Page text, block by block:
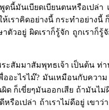
ดนี้มันเบียดเบียนตนหรือเปล่
เราคิดอย่างนี้ กระทำอย่างนี้
ตัวอยู่ ผิดเราก็รู้จัก ถูกเราก็รู้
ะสัมมาสัมพุทธเจ้า เป็นต้น ท่
อะไรไม๊? มันเหมือนกับความ
ด ก็เขี่ยๆมันออกเสีย ถ้ามันไม่
หรือเปล่า ถ้าเราไม่ดีอยู่ เข